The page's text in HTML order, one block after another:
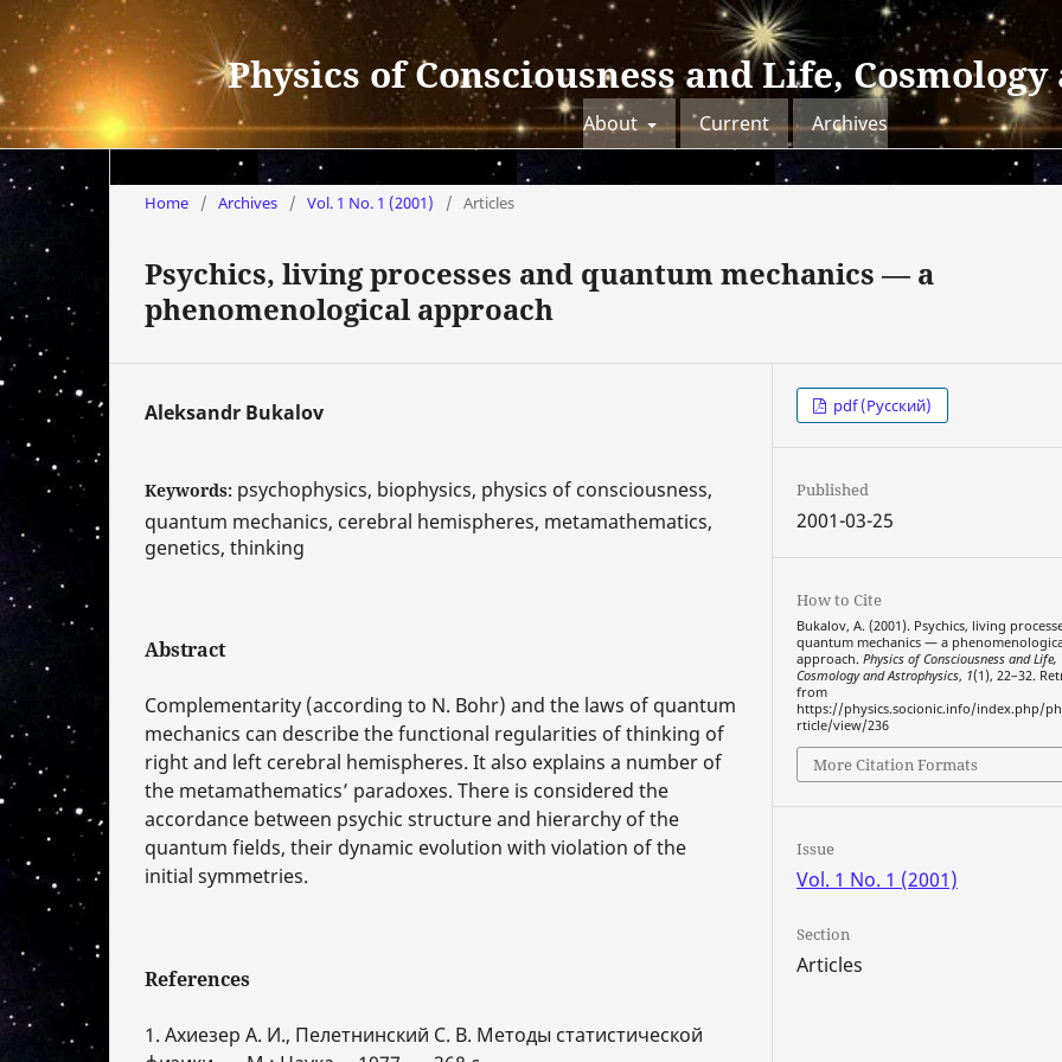
Physics of Consciousness and Life,
About Current Archives
Home / Archives / Vol. 1 No. 1 (2001) / Articles
Psychics, living processes and quantum mechanics — a
phenomenological approach
Aleksandr Bukalov
Keywords: psychophysics, biophysics, physics of consciousness,
quantum mechanics, cerebral hemispheres, metamathematics,
genetics, thinking
Abstract
Complementarity (according to N. Bohr) and the laws of quantum
mechanics can describe the functional regularities of thinking of
right and left cerebral hemispheres. It also explains a number of
the metamathematics’ paradoxes. There is considered the
accordance between psychic structure and hierarchy of the
quantum fields, their dynamic evolution with violation of the
initial symmetries.
References
1. Ахиезер А. И., Пелетнинский С. В. Методы статистической
pdf (Русский)
Published
2001-03-25
How to Cite
Bukalov, A. (2001). Psychics, living
quantum mechanics — a
approach.Physics of Consciousness and Life,
Cosmology and Astrophysics, 1(1), 22–32.
from
https://physics.socionic.info/index.php/
rticle/view/236
More Citation Formats
Issue
Vol. 1 No. 1 (2001)
Section
Articles